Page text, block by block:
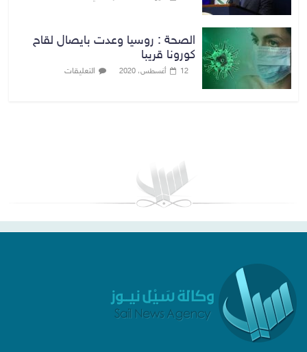
الصحة : روسيا وعدت بايصال لقاح
كورونا قريبا
12 أغسطس، 2020 التعليقات